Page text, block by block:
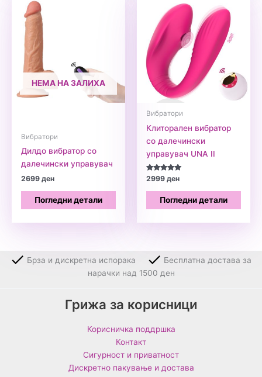
НЕМА НА ЗАЛИХА
Вибратори
Дилдо вибратор со
далечински управувач
2699ден
Погледни детали
Вибратори
Клиторален вибратор
со далечински
управувач UNA II
Оценето
5.00
од 5
2999ден
Погледни детали
Брза и дискретна испорака
Бесплатна достава за
нарачки над 1500 ден
Грижа за корисници
Корисничка поддршка
Контакт
Сигурност и приватност
Дискретно пакување и достава